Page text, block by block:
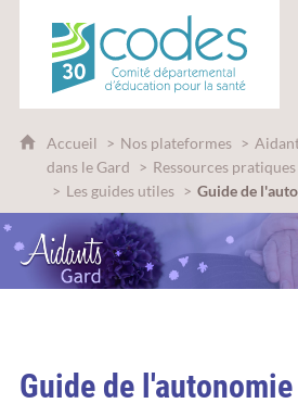
CoDES 30 -
Accueil Nos plateformes
dans le Gard
Ressources
Les guides utiles
Guide de
Guide de l'autonomie